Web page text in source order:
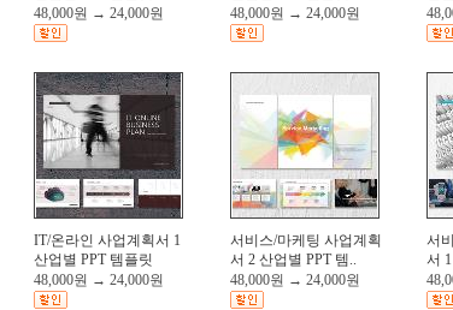
48,000원 → 24,000원
48,000원 → 24,000원
IT/온라인 사업계획서 1
산업별 PPT 템플릿
48,000원 → 24,000원
서비스/마케팅 사업계획
서 2 산업별 PPT 템..
48,000원 → 24,000원
서
서